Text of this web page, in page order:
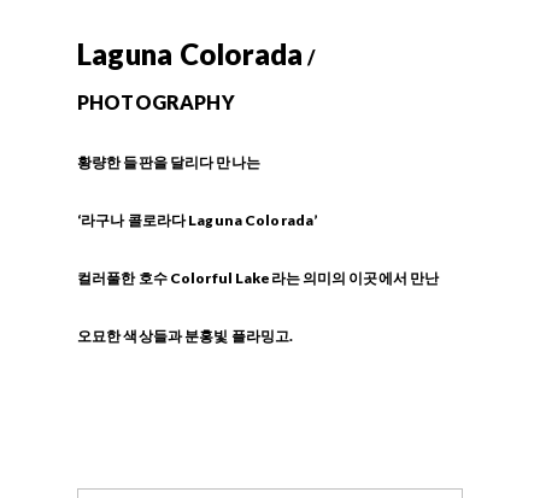
Laguna Colorada /
PHOTOGRAPHY
황량한 들판을 달리다 만나는
‘라구나 콜로라다 Laguna Colorada’
컬러풀한 호수 Colorful Lake라는 의미의 이곳에서 만난
오묘한 색상들과 분홍빛 플라밍고.